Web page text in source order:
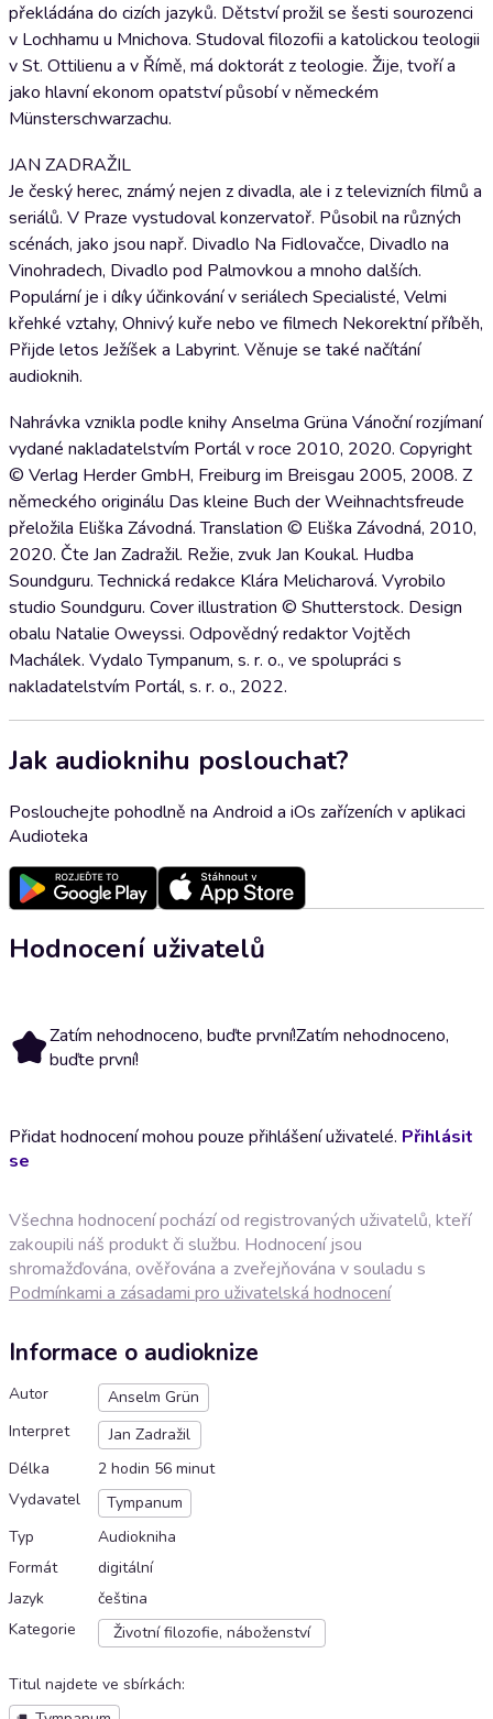
překládána do cizích jazyků. Dětství prožil se šesti sourozenci
v Lochhamu u Mnichova. Studoval filozofii a katolickou teologii
v St. Ottilienu a v Římě, má doktorát z teologie. Žije, tvoří a
jako hlavní ekonom opatství působí v německém
Münsterschwarzachu.
JAN ZADRAŽIL
Je český herec, známý nejen z divadla, ale i z televizních filmů a
seriálů. V Praze vystudoval konzervatoř. Působil na různých
scénách, jako jsou např. Divadlo Na Fidlovačce, Divadlo na
Vinohradech, Divadlo pod Palmovkou a mnoho dalších.
Populární je i díky účinkování v seriálech Specialisté, Velmi
křehké vztahy, Ohnivý kuře nebo ve filmech Nekorektní příběh,
Přijde letos Ježíšek a Labyrint. Věnuje se také načítání
audioknih.
Nahrávka vznikla podle knihy Anselma Grüna Vánoční rozjímaní
vydané nakladatelstvím Portál v roce 2010, 2020. Copyright
© Verlag Herder GmbH, Freiburg im Breisgau 2005, 2008. Z
německého originálu Das kleine Buch der Weihnachtsfreude
přeložila Eliška Závodná. Translation © Eliška Závodná, 2010,
2020. Čte Jan Zadražil. Režie, zvuk Jan Koukal. Hudba
Soundguru. Technická redakce Klára Melicharová. Vyrobilo
studio Soundguru. Cover illustration © Shutterstock. Design
obalu Natalie Oweyssi. Odpovědný redaktor Vojtěch
Machálek. Vydalo Tympanum, s. r. o., ve spolupráci s
nakladatelstvím Portál, s. r. o., 2022.
Jak audioknihu poslouchat?
Poslouchejte pohodlně na Android a iOs zařízeních v aplikaci
Audioteka
Hodnocení uživatelů
Zatím nehodnoceno, buďte první!Zatím nehodnoceno,
buďte první!
Přidat hodnocení mohou pouze přihlášení uživatelé. Přihlásit
se
Všechna hodnocení pochází od registrovaných uživatelů, kteří
zakoupili náš produkt či službu. Hodnocení jsou
shromažďována, ověřována a zveřejňována v souladu s
Podmínkami a zásadami pro uživatelská hodnocení
Informace o audioknize
Autor
Anselm Grün
Interpret
Jan Zadražil
Délka
2 hodin 56 minut
Vydavatel
Tympanum
Typ
Audiokniha
Formát
digitální
Jazyk
čeština
Kategorie
Životní filozofie, náboženství
Titul najdete ve sbírkách: